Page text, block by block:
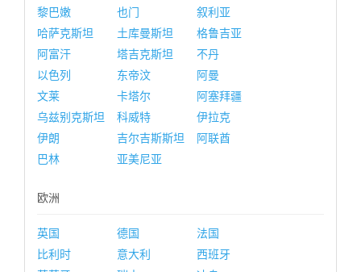
黎巴嫩
也门
叙利亚
哈萨克斯坦
土库曼斯坦
格鲁吉亚
阿富汗
塔吉克斯坦
不丹
以色列
东帝汶
阿曼
文莱
卡塔尔
阿塞拜疆
乌兹别克斯坦
科威特
伊拉克
伊朗
吉尔吉斯斯坦
阿联酋
巴林
亚美尼亚
欧洲
英国 德国
法国
比利时
意大利
西班牙